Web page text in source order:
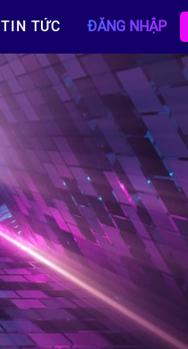
TIN TỨC ĐĂNG NHẬP